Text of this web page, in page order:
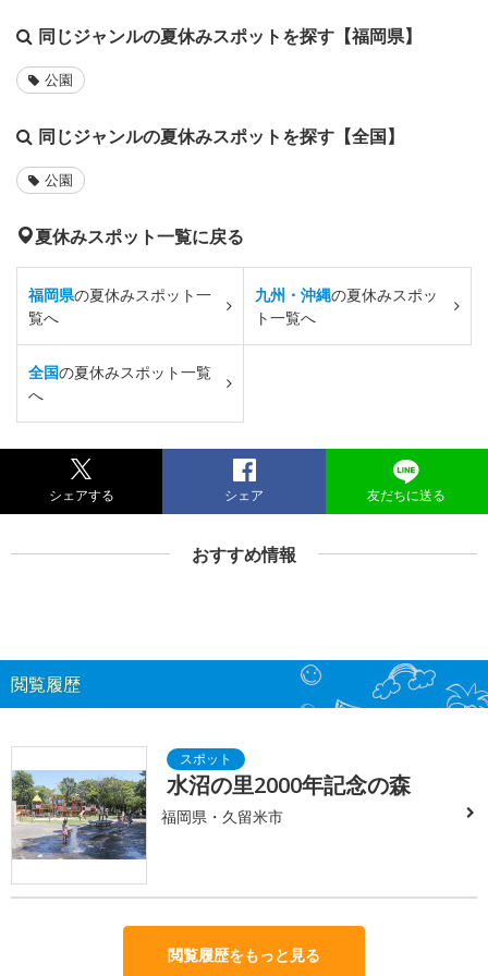
同じジャンルの夏休みスポットを探す【福岡県】
公園
同じジャンルの夏休みスポットを探す【全国】
公園
夏休みスポット一覧に戻る
福岡県の夏休みスポット一
覧へ
九州・沖縄の夏休みスポッ
ト一覧へ
全国の夏休みスポット一覧
へ
シェアする シェア 友だちに送る
おすすめ情報
閲覧履歴
水沼の里2000年記念の森
福岡県・久留米市
閲覧履歴をもっと見る